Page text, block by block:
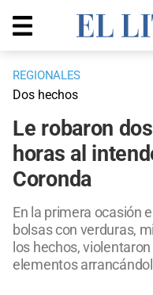
REGIONALES
Dos hechos
Le robaron
horas al
Coronda
En la primera ocasión
bolsas con verduras,
los hechos,
elementos